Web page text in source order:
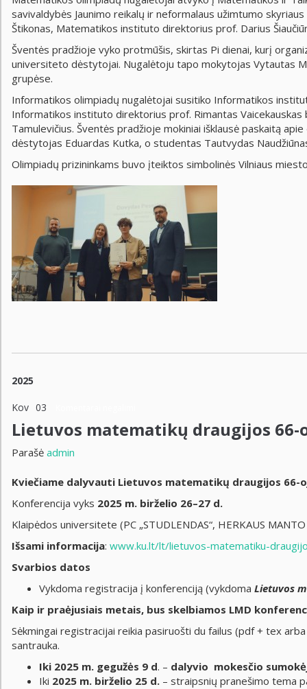
savivaldybės Jaunimo reikalų ir neformalaus užimtumo
Štikonas, Matematikos instituto direktorius prof. Darius
Šventės pradžioje vyko protmūšis, skirtas Pi dienai, kurį
universiteto dėstytojai. Nugalėtoju tapo mokytojas Vytautas
grupėse.
Informatikos olimpiadų nugalėtojai susitiko Informatikos
Informatikos instituto direktorius prof. Rimantas
Tamulevičius. Šventės pradžioje mokiniai išklausė paskaitą
dėstytojas Eduardas Kutka, o studentas Tautvydas
Olimpiadų prizininkams buvo įteiktos simbolinės Vilniaus
2025
Kov 03
Lietuvos matematikų draugijos
Parašė admin
Kviečiame dalyvauti Lietuvos matematikų draugijos 66-
Konferencija vyks 2025 m. birželio 26–27 d.
Klaipėdos universitete (PC „STUDLENDAS“, HERKAUS
Išsami informacija: www.ku.lt/lt/lietuvos-matematiku-
Svarbios datos
Vykdoma registracija į konferenciją (vykdoma Lietuvos
Kaip ir praėjusiais metais, bus skelbiamos LMD
Sėkmingai registracijai reikia pasiruošti du failus (pdf + tex
santrauka.
Iki 2025 m. gegužės 9 d. – dalyvio mokesčio
Iki 2025 m. birželio 25 d. – straipsnių pranešimo tema